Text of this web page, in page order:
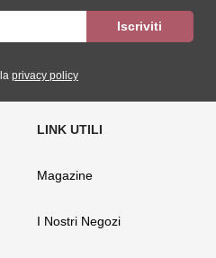
privacy policy
Magazine
I Nostri Negozi